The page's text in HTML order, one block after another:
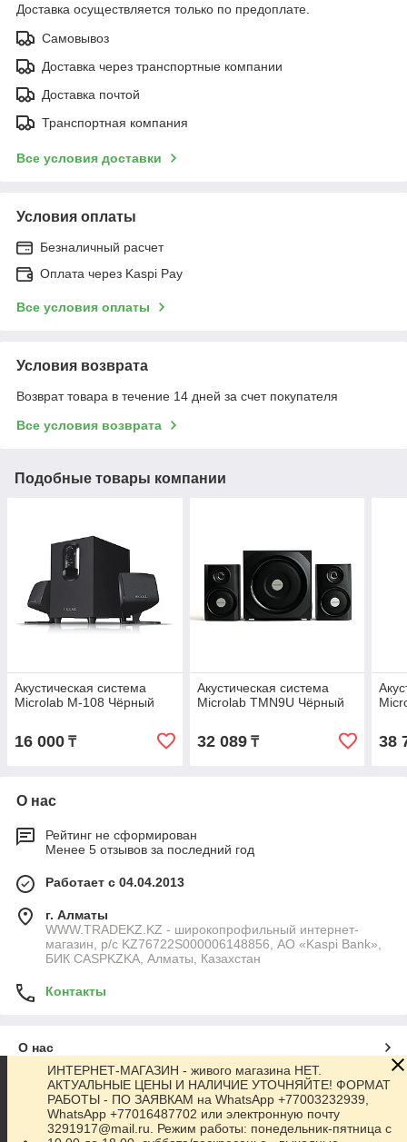
Доставка осуществляется только по предоплате.
Самовывоз
Доставка через транспортные компании
Доставка почтой
Транспортная компания
Все условия доставки
Условия оплаты
Безналичный расчет
Оплата через Kaspi Pay
Все условия оплаты
Условия возврата
Возврат товара в течение 14 дней за счет покупателя
Все условия возврата
Подобные товары компании
Акустическая система
Microlab M-108 Чёрный
16 000 ₸
Акустическая система
Microlab TMN9U Чёрный
32 089₸ 38
О нас
Рейтинг не сформирован
Менее 5 отзывов за последний год
Работает с 04.04.2013
г. Алматы
WWW.TRADEKZ.KZ - широкопрофильный интернет-
магазин, р/с KZ76722S000006148856, АО «Kaspi Bank»,
БИК CASPKZKA, Алматы, Казахстан
Контакты
О нас
Контакты
Доставка и оплата
ИНТЕРНЕТ-МАГАЗИН - живого магазина НЕТ.
АКТУАЛЬНЫЕ ЦЕНЫ И НАЛИЧИЕ УТОЧНЯЙТЕ! ФОРМАТ
РАБОТЫ - ПО ЗАЯВКАМ на WhatsApp +77003232939,
WhatsApp +77016487702 или электронную почту
3291917@mail.ru. Режим работы: понедельник-пятница с